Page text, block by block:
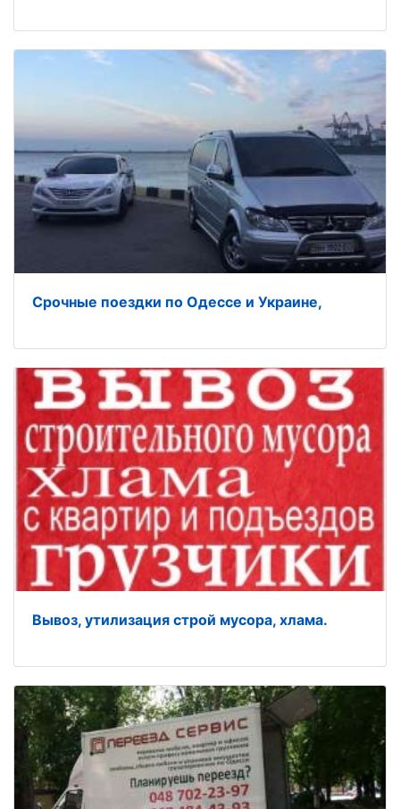
Срочные поездки по Одессе и Украине,
Вывоз, утилизация строй мусора, хлама.